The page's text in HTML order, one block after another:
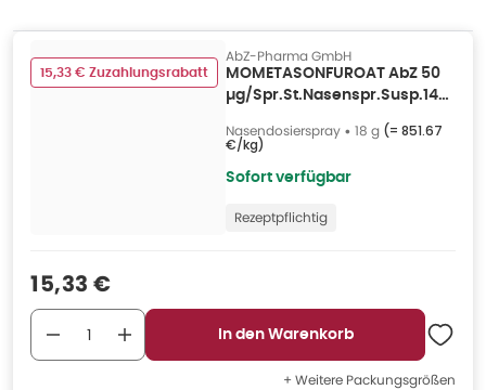
15,33 € Zuzahlungsrabatt
AbZ-Pharma GmbH
MOMETASONFUROAT AbZ 50
µg/Spr.St.Nasenspr.Susp.140
Nasendosierspray • 18 g (= 851.67
€/kg)
Sofort verfügbar
Rezeptpflichtig
Verkaufspreis
15,33 €
In den Warenkorb
+ Weitere Packungsgrößen